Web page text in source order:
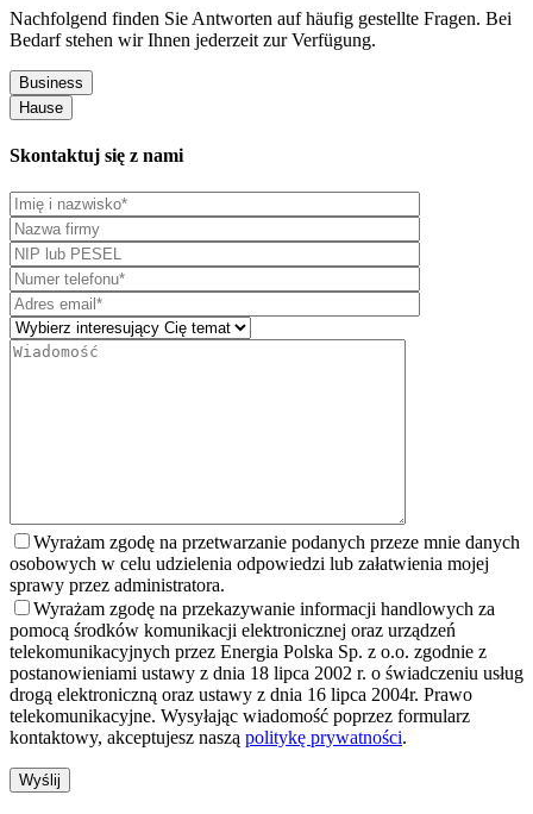
Nachfolgend finden Sie Antworten auf häufig gestellte Fragen. Bei
Bedarf stehen wir Ihnen jederzeit zur Verfügung.
Business
Hause
Skontaktuj się z nami
Wyrażam zgodę na przetwarzanie podanych przeze mnie danych
osobowych w celu udzielenia odpowiedzi lub załatwienia mojej
sprawy przez administratora.
Wyrażam zgodę na przekazywanie informacji handlowych za
pomocą środków komunikacji elektronicznej oraz urządzeń
telekomunikacyjnych przez Energia Polska Sp. z o.o. zgodnie z
postanowieniami ustawy z dnia 18 lipca 2002 r. o świadczeniu usług
drogą elektroniczną oraz ustawy z dnia 16 lipca 2004r. Prawo
telekomunikacyjne. Wysyłając wiadomość poprzez formularz
kontaktowy, akceptujesz naszą politykę prywatności.